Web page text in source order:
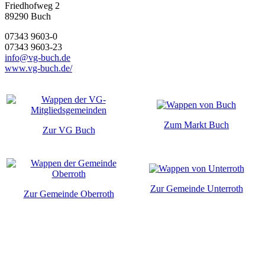
Friedhofweg 2
89290 Buch
07343 9603-0
07343 9603-23
info@vg-buch.de
www.vg-buch.de/
Zur VG Buch
Zum Markt Buch
Zur Gemeinde Oberroth
Zur Gemeinde Unterroth